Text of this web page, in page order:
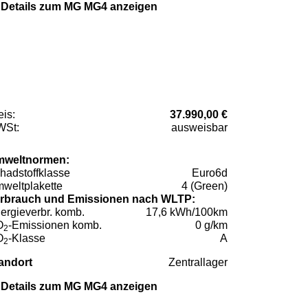
zum MG MG4 anzeigen
37.990,00 €
ausweisbar
Euro6d
4 (Green)
und Emissionen nach WLTP:
komb.
17,6 kWh/100km
2-Emissionen komb.
0 g/km
2-Klasse A
Zentrallager
zum MG MG4 anzeigen